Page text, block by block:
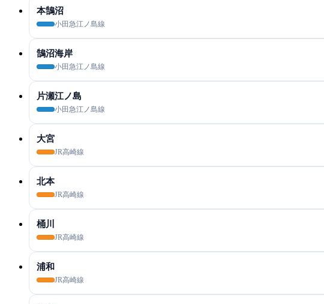
本鵠沼
小田急江ノ島線
鵠沼海岸
小田急江ノ島線
片瀬江ノ島
小田急江ノ島線
大宮
JR高崎線
北本
JR高崎線
桶川
JR高崎線
浦和
JR高崎線